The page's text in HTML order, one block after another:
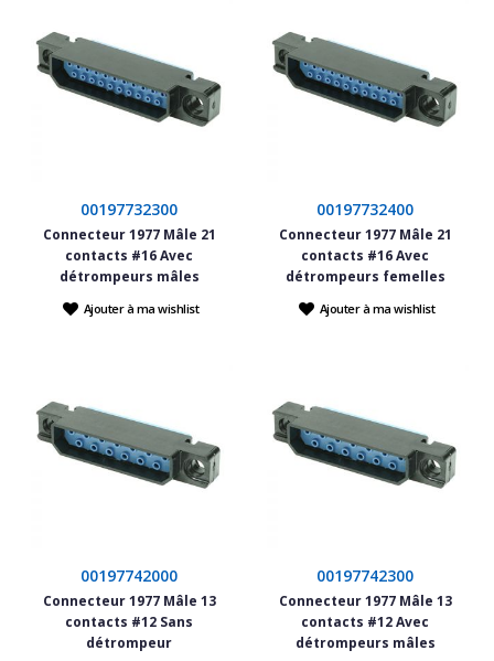
00197732300
Connecteur 1977 Mâle 21
contacts #16 Avec
détrompeurs mâles
Ajouter à ma wishlist
00197732400
Connecteur 1977 Mâle 21
contacts #16 Avec
détrompeurs femelles
Ajouter à ma wishlist
00197742000
Connecteur 1977 Mâle 13
contacts #12 Sans
détrompeur
00197742300
Connecteur 1977 Mâle 13
contacts #12 Avec
détrompeurs mâles